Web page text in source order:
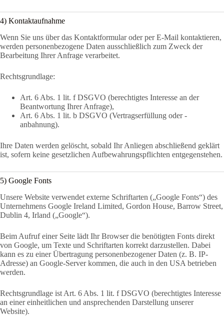
4) Kontaktaufnahme
Wenn Sie uns über das Kontaktformular oder per E-Mail kontaktieren,
werden personenbezogene Daten ausschließlich zum Zweck der
Bearbeitung Ihrer Anfrage verarbeitet.
Rechtsgrundlage:
Art. 6 Abs. 1 lit. f DSGVO (berechtigtes Interesse an der
Beantwortung Ihrer Anfrage),
Art. 6 Abs. 1 lit. b DSGVO (Vertragserfüllung oder -
anbahnung).
Ihre Daten werden gelöscht, sobald Ihr Anliegen abschließend geklärt
ist, sofern keine gesetzlichen Aufbewahrungspflichten entgegenstehen.
5) Google Fonts
Unsere Website verwendet externe Schriftarten („Google Fonts“) des
Unternehmens Google Ireland Limited, Gordon House, Barrow Street,
Dublin 4, Irland („Google“).
Beim Aufruf einer Seite lädt Ihr Browser die benötigten Fonts direkt
von Google, um Texte und Schriftarten korrekt darzustellen. Dabei
kann es zu einer Übertragung personenbezogener Daten (z. B. IP-
Adresse) an Google-Server kommen, die auch in den USA betrieben
werden.
Rechtsgrundlage ist Art. 6 Abs. 1 lit. f DSGVO (berechtigtes Interesse
an einer einheitlichen und ansprechenden Darstellung unserer
Website).